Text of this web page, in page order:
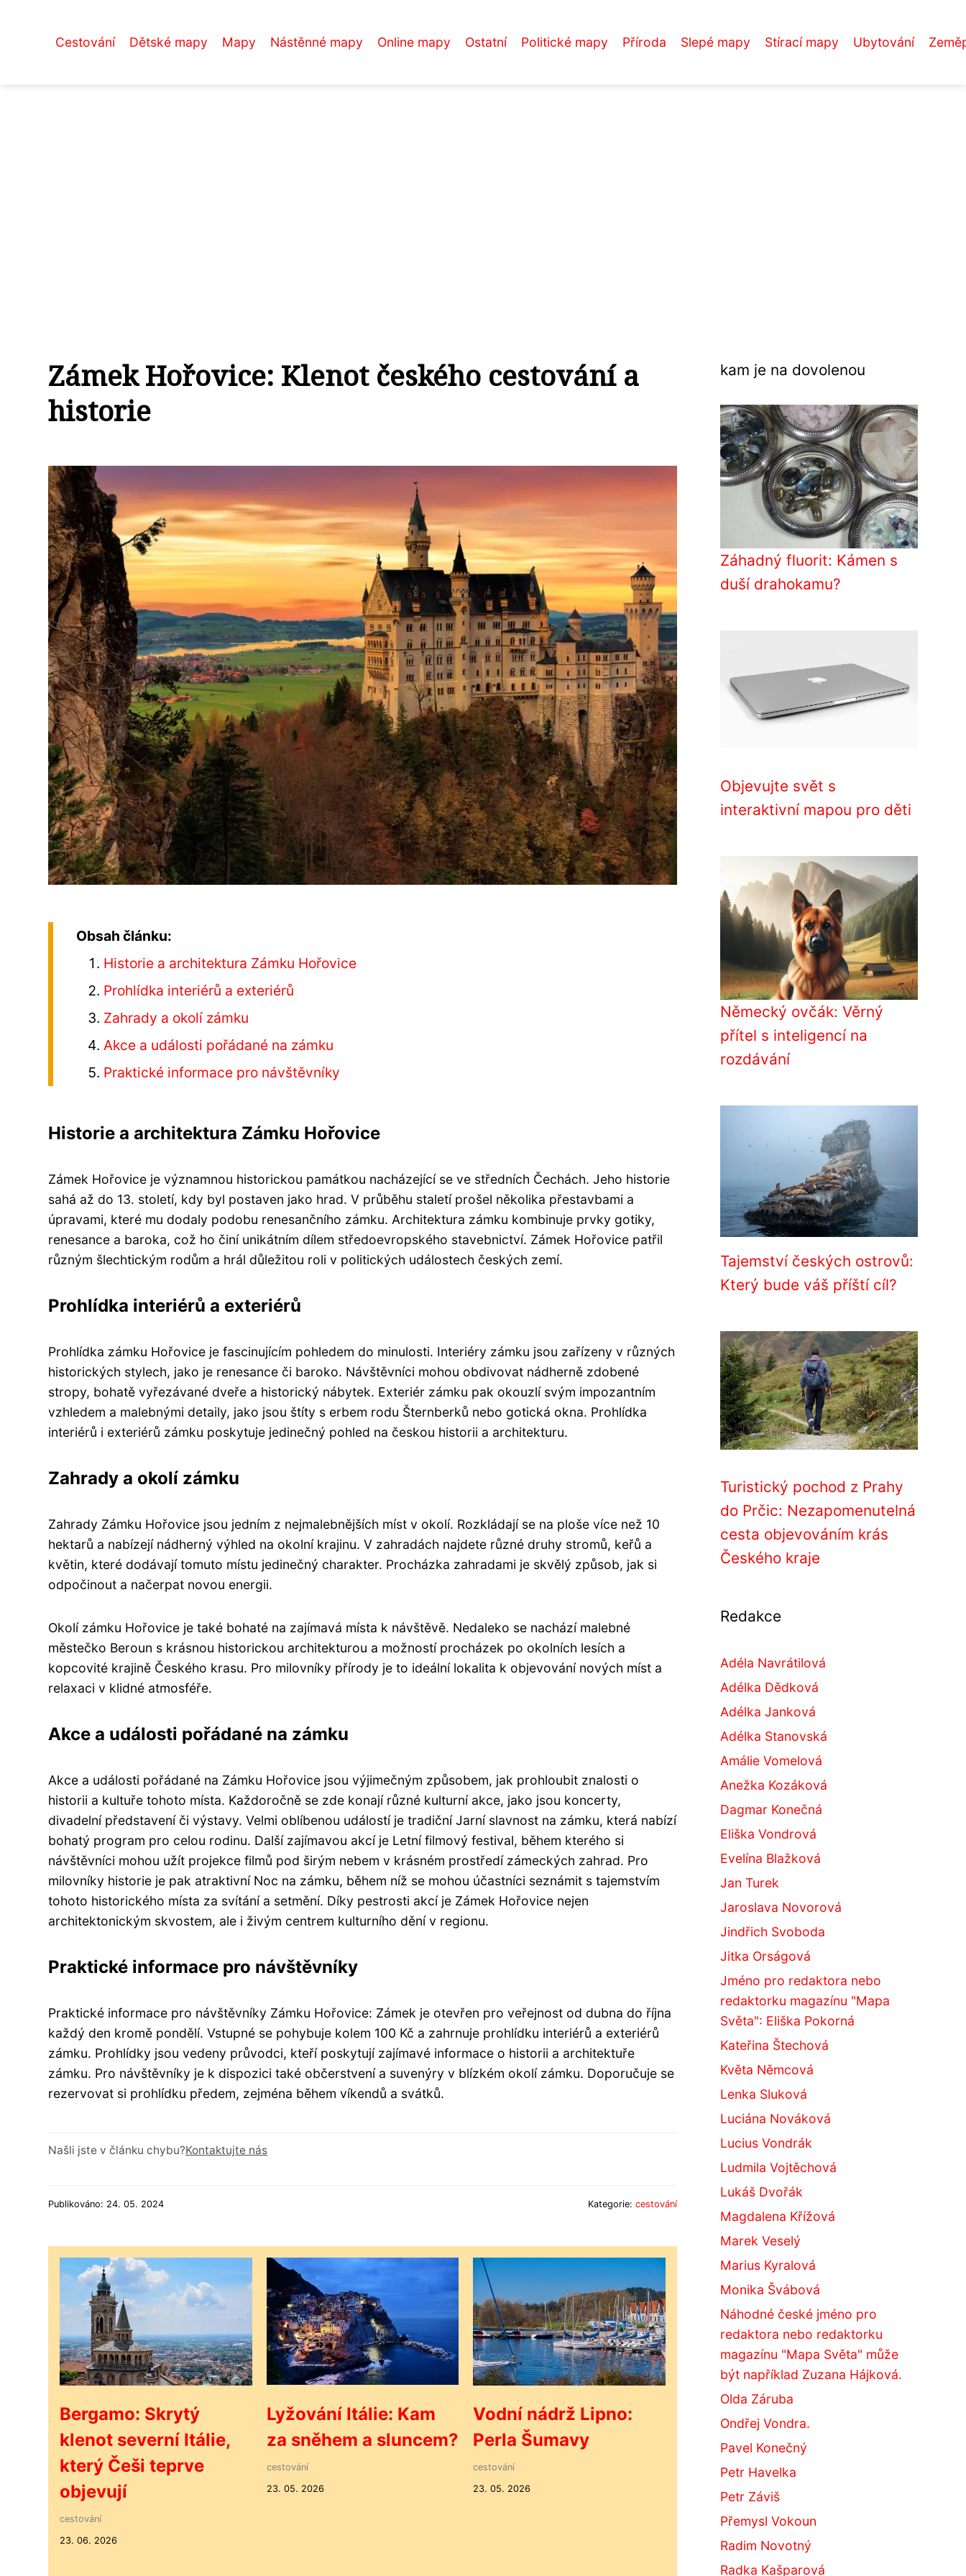
Cestování Dětské mapy Mapy Nástěnné mapy Online mapy Ostatní Politické mapy Příroda Slepé mapy Stírací mapy Ubytování
Zámek Hořovice: Klenot českého cestování a
historie
Obsah článku:
Historie a architektura Zámku Hořovice
Prohlídka interiérů a exteriérů
Zahrady a okolí zámku
Akce a události pořádané na zámku
Praktické informace pro návštěvníky
Historie a architektura Zámku Hořovice
Zámek Hořovice je významnou historickou památkou nacházející se ve středních Čechách. Jeho historie
sahá až do 13. století, kdy byl postaven jako hrad. V průběhu staletí prošel několika přestavbami a
úpravami, které mu dodaly podobu renesančního zámku. Architektura zámku kombinuje prvky gotiky,
renesance a baroka, což ho činí unikátním dílem středoevropského stavebnictví. Zámek Hořovice patřil
různým šlechtickým rodům a hrál důležitou roli v politických událostech českých zemí.
Prohlídka interiérů a exteriérů
Prohlídka zámku Hořovice je fascinujícím pohledem do minulosti. Interiéry zámku jsou zařízeny v různých
historických stylech, jako je renesance či baroko. Návštěvníci mohou obdivovat nádherně zdobené
stropy, bohatě vyřezávané dveře a historický nábytek. Exteriér zámku pak okouzlí svým impozantním
vzhledem a malebnými detaily, jako jsou štíty s erbem rodu Šternberků nebo gotická okna. Prohlídka
interiérů i exteriérů zámku poskytuje jedinečný pohled na českou historii a architekturu.
Zahrady a okolí zámku
Zahrady Zámku Hořovice jsou jedním z nejmalebnějších míst v okolí. Rozkládají se na ploše více než 10
hektarů a nabízejí nádherný výhled na okolní krajinu. V zahradách najdete různé druhy stromů, keřů a
květin, které dodávají tomuto místu jedinečný charakter. Procházka zahradami je skvělý způsob, jak si
odpočinout a načerpat novou energii.
Okolí zámku Hořovice je také bohaté na zajímavá místa k návštěvě. Nedaleko se nachází malebné
městečko Beroun s krásnou historickou architekturou a možností procházek po okolních lesích a
kopcovité krajině Českého krasu. Pro milovníky přírody je to ideální lokalita k objevování nových míst a
relaxaci v klidné atmosféře.
Akce a události pořádané na zámku
Akce a události pořádané na Zámku Hořovice jsou výjimečným způsobem, jak prohloubit znalosti o
historii a kultuře tohoto místa. Každoročně se zde konají různé kulturní akce, jako jsou koncerty,
divadelní představení či výstavy. Velmi oblíbenou událostí je tradiční Jarní slavnost na zámku, která nabízí
bohatý program pro celou rodinu. Další zajímavou akcí je Letní filmový festival, během kterého si
návštěvníci mohou užít projekce filmů pod širým nebem v krásném prostředí zámeckých zahrad. Pro
milovníky historie je pak atraktivní Noc na zámku, během níž se mohou účastníci seznámit s tajemstvím
tohoto historického místa za svítání a setmění. Díky pestrosti akcí je Zámek Hořovice nejen
architektonickým skvostem, ale i živým centrem kulturního dění v regionu.
Praktické informace pro návštěvníky
Praktické informace pro návštěvníky Zámku Hořovice: Zámek je otevřen pro veřejnost od dubna do října
každý den kromě pondělí. Vstupné se pohybuje kolem 100 Kč a zahrnuje prohlídku interiérů a exteriérů
zámku. Prohlídky jsou vedeny průvodci, kteří poskytují zajímavé informace o historii a architektuře
zámku. Pro návštěvníky je k dispozici také občerstvení a suvenýry v blízkém okolí zámku. Doporučuje se
rezervovat si prohlídku předem, zejména během víkendů a svátků.
Našli jste v článku chybu?Kontaktujte nás
Publikováno: 24. 05. 2024 Kategorie: cestování
Bergamo: Skrytý
klenot severní Itálie,
který Češi teprve
objevují
cestování
23. 06. 2026
Lyžování Itálie: Kam
za sněhem a sluncem?
cestování
23. 05. 2026
Vodní nádrž Lipno:
Perla Šumavy
cestování
23. 05. 2026
kam je na dovolenou
Záhadný fluorit: Kámen s
duší drahokamu?
Objevujte svět s
interaktivní mapou pro děti
Německý ovčák: Věrný
přítel s inteligencí na
rozdávání
Tajemství českých ostrovů:
Který bude váš příští cíl?
Turistický pochod z Prahy
do Prčic: Nezapomenutelná
cesta objevováním krás
Českého kraje
Redakce
Adéla Navrátilová
Adélka Dědková
Adélka Janková
Adélka Stanovská
Amálie Vomelová
Anežka Kozáková
Dagmar Konečná
Eliška Vondrová
Evelína Blažková
Jan Turek
Jaroslava Novorová
Jindřich Svoboda
Jitka Orságová
Jméno pro redaktora nebo
redaktorku magazínu "Mapa
Světa": Eliška Pokorná
Kateřina Štechová
Květa Němcová
Lenka Sluková
Luciána Nováková
Lucius Vondrák
Ludmila Vojtěchová
Lukáš Dvořák
Magdalena Křížová
Marek Veselý
Marius Kyralová
Monika Švábová
Náhodné české jméno pro
redaktora nebo redaktorku
magazínu "Mapa Světa" může
být například Zuzana Hájková.
Olda Záruba
Ondřej Vondra.
Pavel Konečný
Petr Havelka
Petr Záviš
Přemysl Vokoun
Radim Novotný
Radka Kašparová